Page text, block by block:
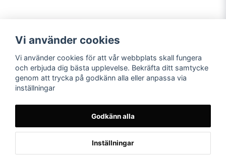
Betalning
På posters.se kan du enkelt
Vi använder cookies
Vi använder cookies för att vår webbplats skall fungera
och erbjuda dig bästa upplevelse. Bekräfta ditt samtycke
genom att trycka på godkänn alla eller anpassa via
inställningar
Godkänn alla
Inställningar